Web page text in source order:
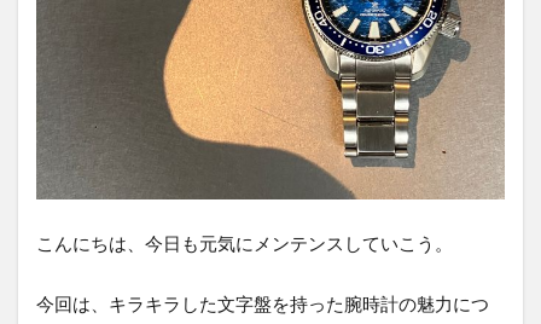
こんにちは、今日も元気にメンテンスしていこう。
今回は、キラキラした文字盤を持った腕時計の魅力につ